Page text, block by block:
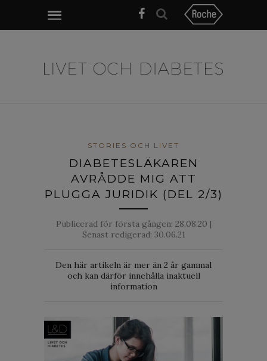
STORIES OCH LIVET
DIABETESLÄKAREN
AVRÅDDE MIG ATT
PLUGGA JURIDIK (DEL 2/3)
Publicerad för första gången: 28.08.20 |
Senast redigerad: 30.06.21
Den här artikeln är mer än 2 år gammal
och kan därför innehålla inaktuell
information